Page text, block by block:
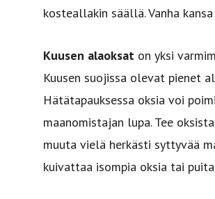
kosteallakin säällä. Vanha
Kuusen alaoksat on yksi
Kuusen suojissa olevat pienet
Hätätapauksessa oksia voi
maanomistajan lupa. Tee
muuta vielä herkästi syttyvää
kuivattaa isompia oksia tai